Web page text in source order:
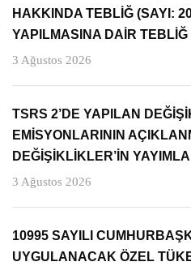
HAKKINDA TEBLİĞ (SAYI:
YAPILMASINA DAİR TEBLİĞ
3 Ağustos 2026
TSRS 2’DE YAPILAN
EMİSYONLARININ
DEĞİŞİKLİKLER’İN
3 Ağustos 2026
10995 SAYILI
UYGULANACAK ÖZEL